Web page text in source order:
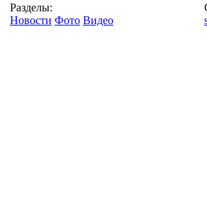
Разделы:
Новости Фото Видео